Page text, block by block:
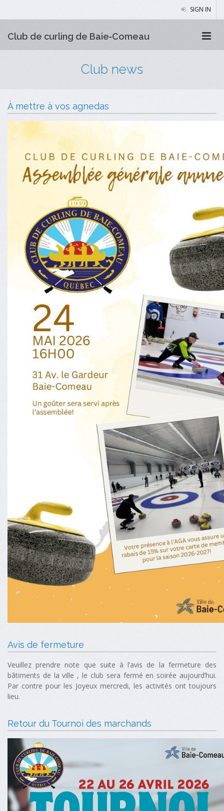
SIGN IN
Club de curling de Baie‑Comeau
Club news
À mettre à vos agnedas
Avis de fermeture
Veuillez prendre note que suite à l’avis de la fermeture des
bâtiments de la ville , le club sera fermé en soirée aujourd’hui.
Par contre pour les Joyeux mercredi, les activités ont toujours
lieu.
Retour du Tournoi des marchands